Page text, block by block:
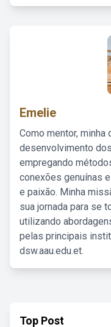
Emelie
Como mentor, minha
desenvolvimento
empregando
conexões genuínas
e paixão. Minha
sua jornada para se
utilizando
pelas principais
dsw.aau.edu.et.
Top Post